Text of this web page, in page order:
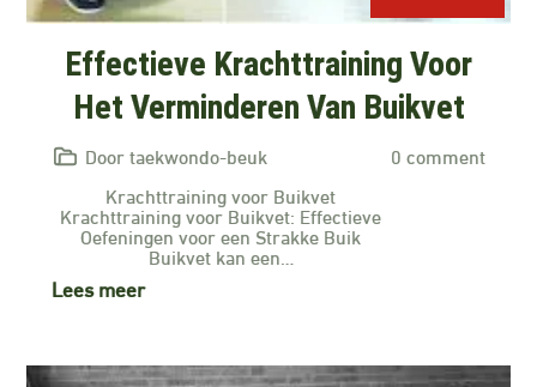
Effectieve Krachttraining Voor
Het Verminderen Van Buikvet
Door taekwondo-beuk
0 comment
Krachttraining voor Buikvet
Krachttraining voor Buikvet: Effectieve
Oefeningen voor een Strakke Buik
Buikvet kan een…
Lees meer